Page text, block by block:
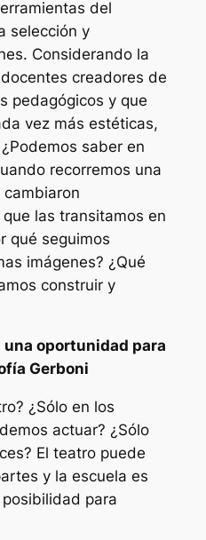
del
selección y
Considerando la
creadores de
pedagógicos y que
vez más estéticas,
saber en
recorremos una
cambiaron
las transitamos en
qué seguimos
imágenes? ¿Qué
construir y
una oportunidad para
Gerboni
¿Sólo en los
actuar? ¿Sólo
El teatro puede
y la escuela es
para